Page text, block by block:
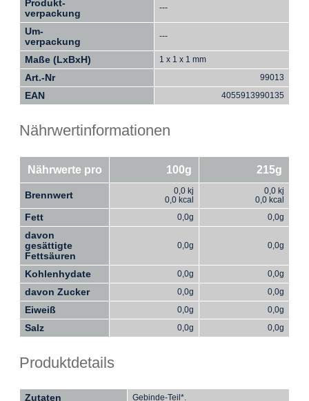
Produkt-
verpackung
---
Um-
verpackung
---
Maße (LxBxH) 1 x 1 x 1 mm
Art.-Nr 99013
EAN 4055913990135
Nährwertinformationen
Nährwerte pro 100g 215g
Brennwert
0,0 kj
0,0 kcal
0,0 kj
0,0 kcal
Fett 0,0g 0,0g
davon
gesättigte
Fettsäuren
0,0g 0,0g
Kohlenhydate 0,0g 0,0g
davon Zucker 0,0g 0,0g
Eiweiß 0,0g 0,0g
Salz 0,0g 0,0g
Produktdetails
Zutaten Gebinde-Teil*.